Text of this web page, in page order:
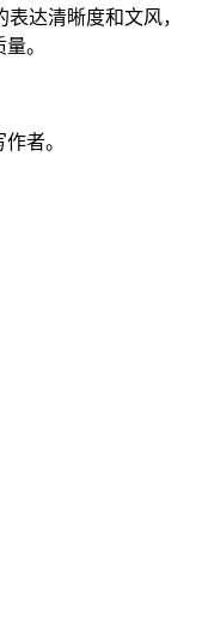
达清晰度和文风，
。
者。